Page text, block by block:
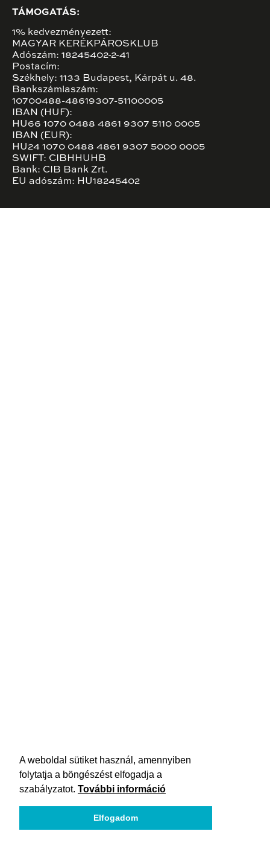
A weboldal sütiket használ, amennyiben
folytatja a böngészést elfogadja a
szabályzatot. További információ
Elfogadom
TÁMOGATÁS:
1% kedvezményezett:
MAGYAR KERÉKPÁROSKLUB
Adószám: 18245402-2-41
Postacím:
Székhely: 1133 Budapest, Kárpát u. 48.
Bankszámlaszám:
10700488-48619307-51100005
IBAN (HUF):
HU66 1070 0488 4861 9307 5110 0005
IBAN (EUR):
HU24 1070 0488 4861 9307 5000 0005
SWIFT: CIBHHUHB
Bank: CIB Bank Zrt.
EU adószám: HU18245402